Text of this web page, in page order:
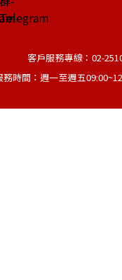
客戶服務專線：02-
務時間：週一至週五